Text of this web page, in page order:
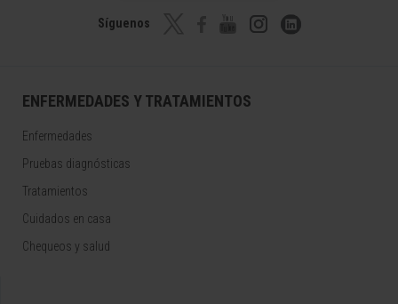
Síguenos
ENFERMEDADES Y TRATAMIENTOS
Enfermedades
Pruebas diagnósticas
Tratamientos
Cuidados en casa
Chequeos y salud